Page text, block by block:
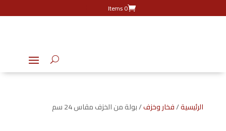
0 Items
الرئيسية/فخار وخزف/ بولة من الخزف مقاس 24 سم